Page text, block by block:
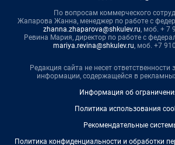
По вопросам коммерческого
Жапарова Жанна, менеджер по работе с
zhanna.zhaparova@shkulev.ru, моб. + 7
Ревина Мария, директор по работе с
mariya.revina@shkulev.ru, моб. +7
Редакция сайта не несет ответственности
информации, содержащейся в
Информация об
Политика использования
Рекомендательные
Политика конфиденциальности и обработки